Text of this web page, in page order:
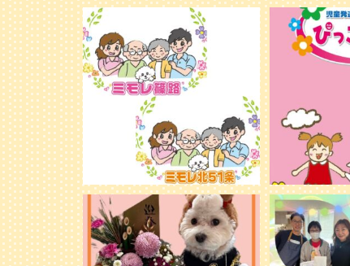
利用者様やご家族の皆さまに、親しみや
温かさが伝わるようなデザインを目指
し、ミモレのイラストを新しく作
20 0
＼ 2026年
新年明けましておめでとうございます。
旧年中は格別のお引き立てを賜り、心よ
り御礼申し上げます。...
28 1
永年勤続の表